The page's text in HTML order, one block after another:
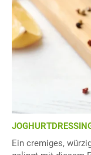
Ein cremiges,